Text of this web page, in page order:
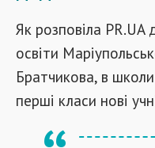
Як розповіла
освіти
Братчикова, в
перші класи нові